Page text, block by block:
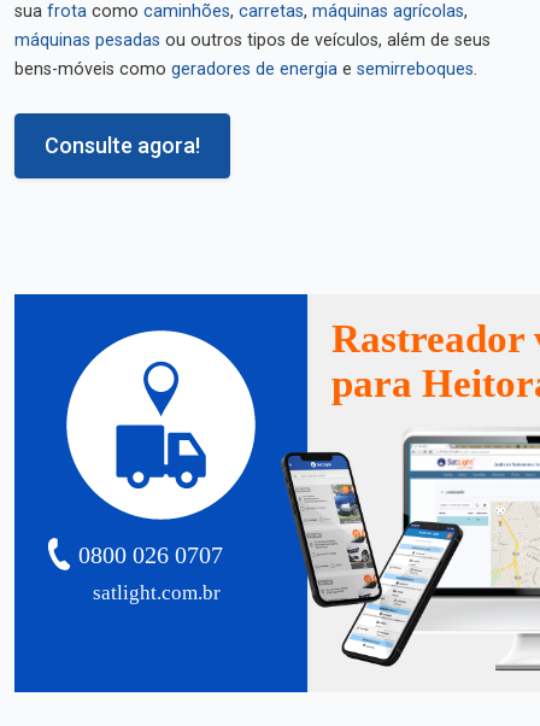
sua frota como caminhões, carretas, máquinas agrícolas,
máquinas pesadas ou outros tipos de veículos, além de seus
bens-móveis como geradores de energia e semirreboques.
Consulte agora!
satlight.com.br
0800 026 0707
Rastreador
para